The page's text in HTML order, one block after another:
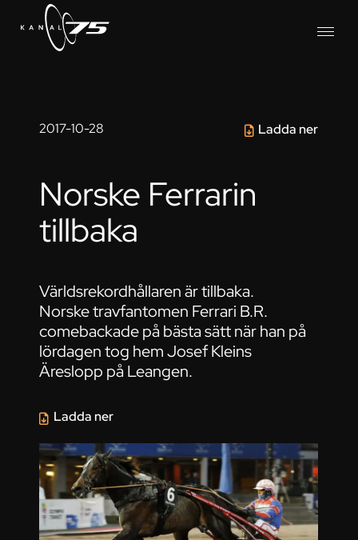
2017-10-28 Ladda ner
Norske Ferrarin
tillbaka
Världsrekordhållaren är tillbaka.
Norske travfantomen Ferrari B.R.
comebackade på bästa sätt när han på
lördagen tog hem Josef Kleins
Äreslopp på Leangen.
Ladda ner